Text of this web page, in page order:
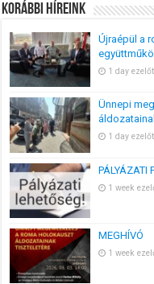
Korábbi Híreink
Újraépül a
1 day
Ünnepi
1 day
PÁLYÁZATI
1 week
MEGHÍVÓ
1 week